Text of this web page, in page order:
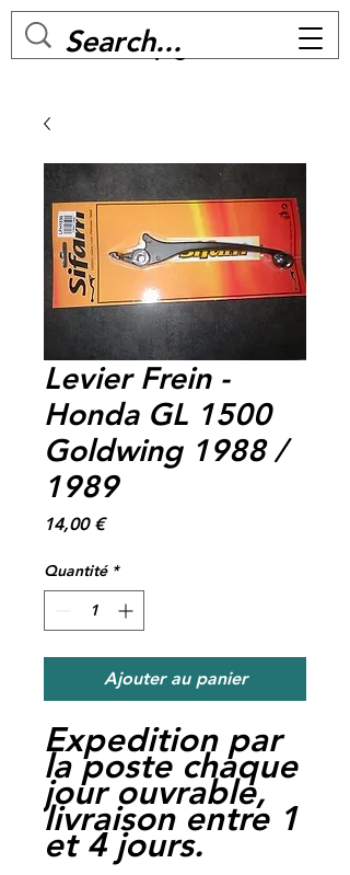
MC BIKE Perpignan
Levier Frein -
Honda GL 1500
Goldwing 1988 /
1989
14,00 €Prix
Quantité *
Ajouter au panier
Expedition par
la poste chaque
jour ouvrable,
livraison entre 1
et 4 jours.